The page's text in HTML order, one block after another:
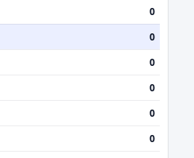
0
0
0
0
0
0